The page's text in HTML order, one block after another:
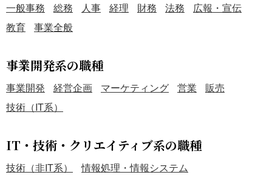
一般事務 総務 人事 経理 財務 法務
広報・宣伝
教育
事業全般
事業開発系の職種
事業開発 経営企画 マーケティング 営業
販売
技術（IT系）
IT・技術・クリエイティブ系の職種
技術（非IT系）
情報処理・情報システム